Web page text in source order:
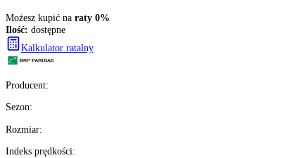
Darmowa dostawa
Ilość: dostępne
2szt.
Wysyłka w